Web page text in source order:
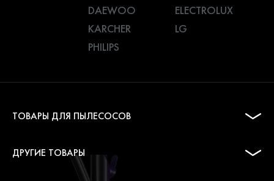
DAEWOO
ELECTROLUX
KARCHER
LG
PHILIPS
ТОВАРЫ ДЛЯ ПЫЛЕСОСОВ
ДРУГИЕ ТОВАРЫ